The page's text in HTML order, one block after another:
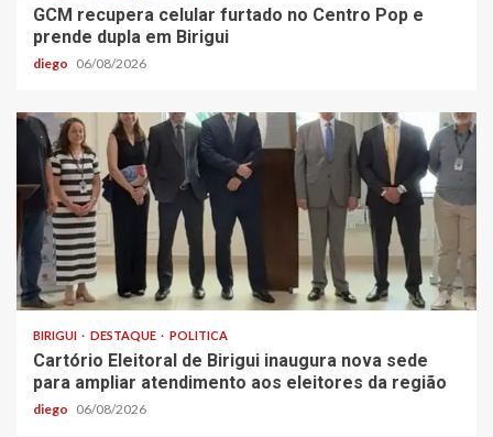
GCM recupera celular furtado no Centro Pop e
prende dupla em Birigui
diego 06/08/2026
BIRIGUI DESTAQUE POLITICA
Cartório Eleitoral de Birigui inaugura nova sede
para ampliar atendimento aos eleitores da região
diego 06/08/2026